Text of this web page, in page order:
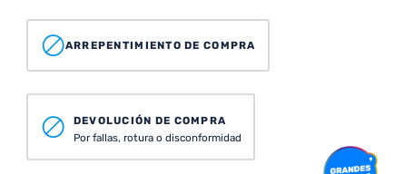
ARREPENTIMIENTO DE COMPRA
DEVOLUCIÓN DE COMPRA
Por fallas, rotura o disconformidad